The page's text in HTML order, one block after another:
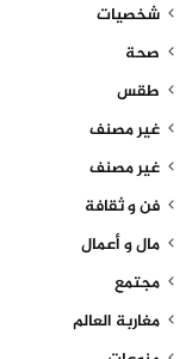
شخصيات
صحة
طقس
غير مصنف
غير مصنف
فن و ثقافة
مال و أعمال
مجتمع
مغاربة العالم